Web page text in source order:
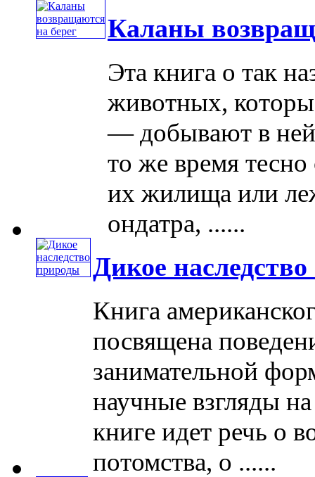
Каланы
Эта книга о так
животных,
— добывают в ней
то же время тесно
их жилища или
ондатра, ......
Дикое
Книга
посвящена
занимательной
научные взгляды
книге идет речь о
потомства, о ......